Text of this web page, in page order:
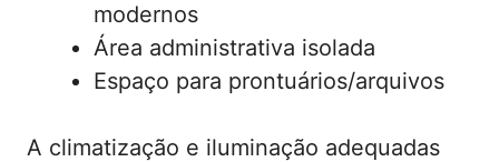
modernos
Área administrativa isolada
Espaço para prontuários/arquivos
A climatização e iluminação adequadas